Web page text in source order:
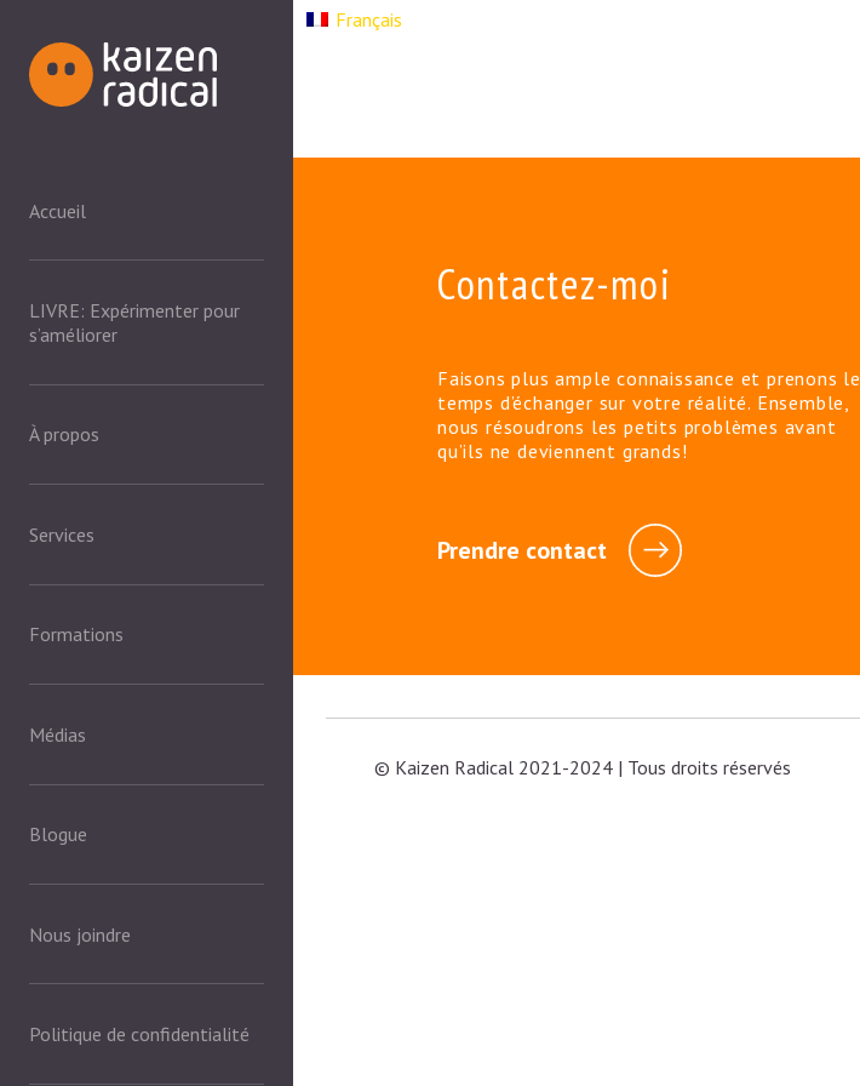
Accueil
LIVRE: Expérimenter pour
s’améliorer
À propos
Services
Formations
Médias
Blogue
Nous joindre
Politique de confidentialité
Français
Contactez-moi
Faisons plus ample connaissance et prenons le
temps d’échanger sur votre réalité. Ensemble,
nous résoudrons les petits problèmes avant
qu’ils ne deviennent grands!
Prendre contact
© Kaizen Radical 2021-2024 | Tous droits réservés